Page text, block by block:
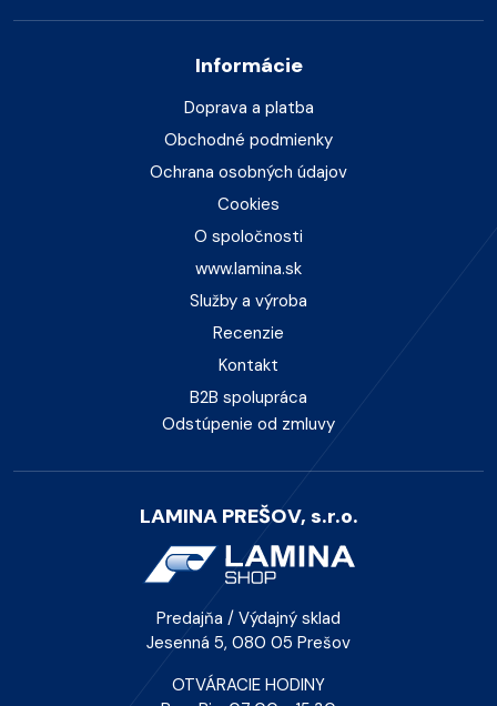
Informácie
Doprava a platba
Obchodné podmienky
Ochrana osobných údajov
Cookies
O spoločnosti
www.lamina.sk
Služby a výroba
Recenzie
Kontakt
B2B spolupráca
Odstúpenie od zmluvy
LAMINA PREŠOV, s.r.o.
Predajňa / Výdajný sklad
Jesenná 5, 080 05 Prešov
OTVÁRACIE HODINY